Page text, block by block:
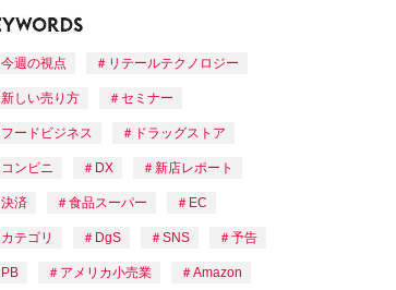
今週の視点 リテールテクノロジー
新しい売り方 セミナー
フードビジネス ドラッグストア
コンビニ DX 新店レポート
決済 食品スーパー EC
カテゴリ DgS SNS 予告
PB アメリカ小売業 Amazon